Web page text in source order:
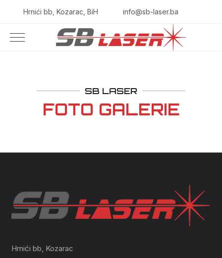
Hrnići bb, Kozarac, BiH info@sb-laser.ba
SB LASER
FOTO GALERIE
Hrnići bb, Kozarac